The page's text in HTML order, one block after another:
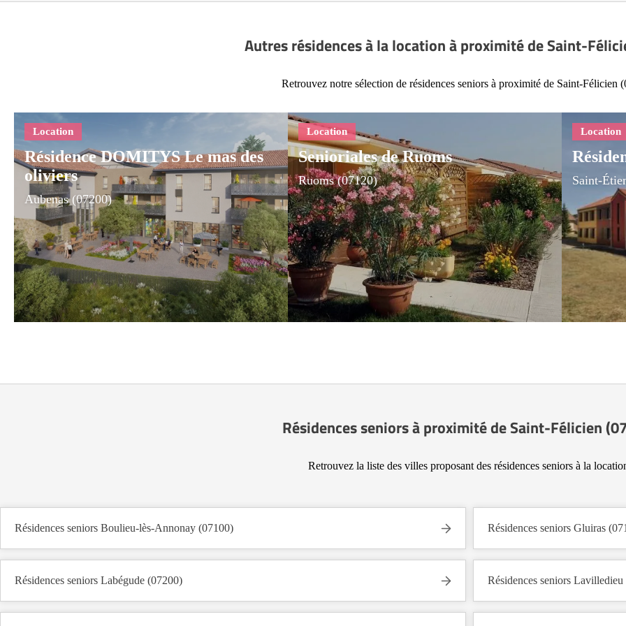
Autres résidences à la location à proximité de Saint-
Retrouvez notre sélection de résidences seniors à proximité de Saint-Félicien
Résidence DOMITYS Le mas des
oliviers
Aubenas (07200)
Senioriales de Ruoms
Ruoms (07120) Saint-
Résidences seniors à proximité de Saint-Félicien
Retrouvez la liste des villes proposant des résidences seniors à la
Résidences seniors Boulieu-lès-Annonay (07100) Résidences seniors Gluiras
Résidences seniors Labégude (07200) Résidences seniors